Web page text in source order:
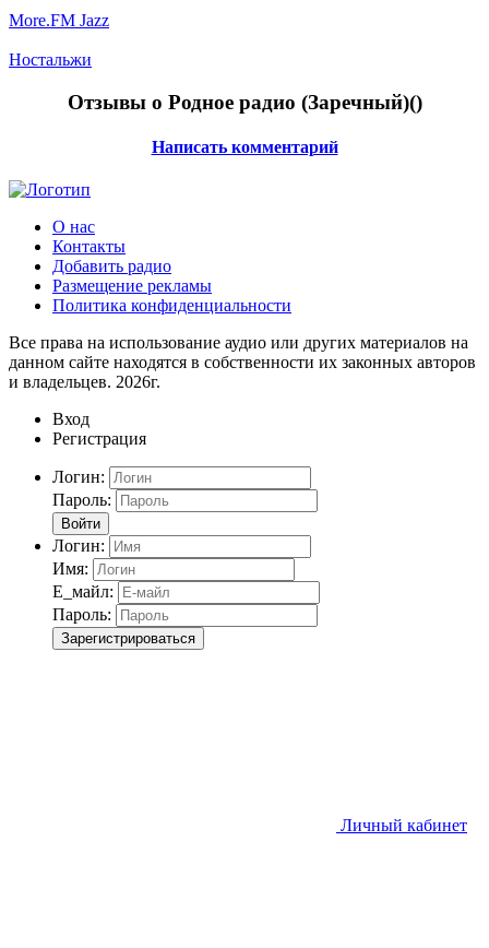
More.FM Jazz
Ностальжи
Отзывы о Родное радио (Заречный)()
Написать комментарий
О нас
Контакты
Добавить радио
Размещение рекламы
Политика конфиденциальности
Все права на использование аудио или других материалов на
данном сайте находятся в собственности их законных авторов
и владельцев. 2026г.
Вход
Регистрация
Логин:
Пароль:
Войти
Логин:
Имя:
Е_майл:
Пароль:
Зарегистрироваться
Личный кабинет